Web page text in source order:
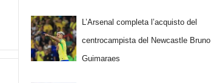
L’Arsenal completa l’acquisto del
centrocampista del Newcastle Bruno
Guimaraes